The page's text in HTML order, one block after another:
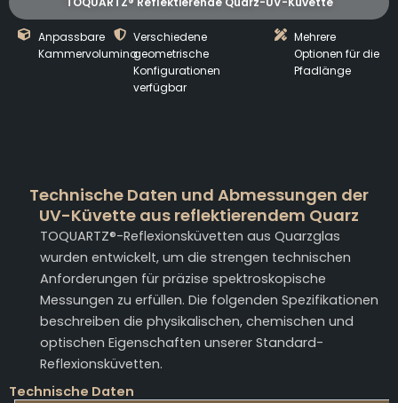
Anpassbare
Kammervolumina
Verschiedene
geometrische
Konfigurationen
verfügbar
Mehrere
Optionen für die
Pfadlänge
Technische Daten und Abmessungen der
UV-Küvette aus reflektierendem Quarz
TOQUARTZ®-Reflexionsküvetten aus Quarzglas
wurden entwickelt, um die strengen technischen
Anforderungen für präzise spektroskopische
Messungen zu erfüllen. Die folgenden Spezifikationen
beschreiben die physikalischen, chemischen und
optischen Eigenschaften unserer Standard-
Reflexionsküvetten.
Technische Daten